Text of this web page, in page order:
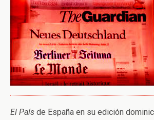
El País de España en su edición